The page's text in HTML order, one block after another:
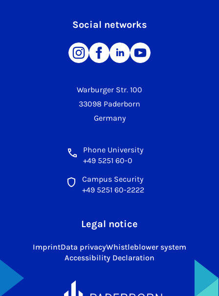
Warburger Str. 100
33098 Paderborn
Germany
Phone University
+49 5251 60-0
Campus Security
+49 5251 60-2222
Social networks
Legal notice
ImprintData privacyWhistleblower system
Accessibility Declaration